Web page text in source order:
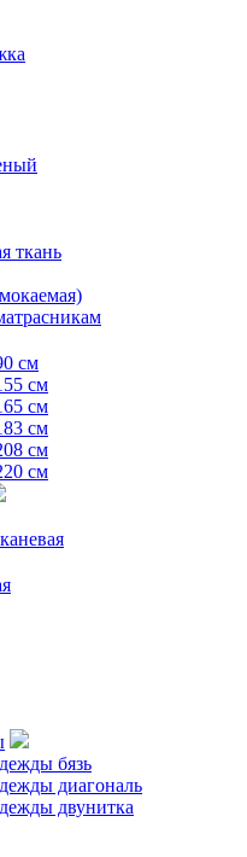
ткань
см
см
см
см
см
см
бязь
диагональ
двунитка